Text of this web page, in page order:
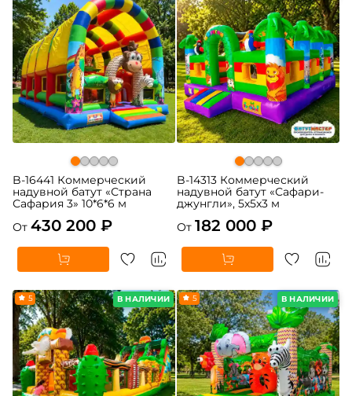
B-16441 Коммерческий
надувной батут «Страна
Сафария 3» 10*6*6 м
От 430 200 ₽
B-14313 Коммерческий
надувной батут «Сафари-
джунгли», 5x5x3 м
От 182 000 ₽
В НАЛИЧИИ
5 В НАЛИЧИИ
5